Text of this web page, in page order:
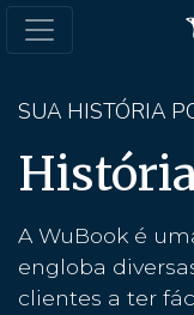
SUA HISTÓRIA
A WuBook é
engloba
clientes a ter